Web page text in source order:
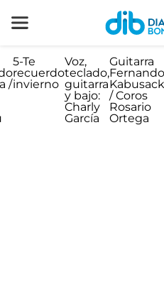
/
5-Te
recuerdo
invierno
Voz,
teclado,
guitarra
y bajo:
Charly
García
Guitarra
Fernando
/ Coros
Rosario
Ortega